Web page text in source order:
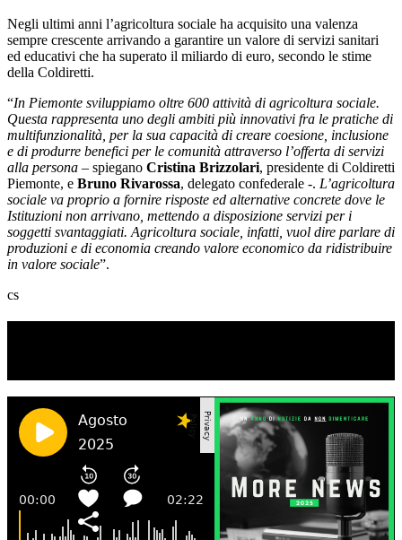
Negli ultimi anni l’agricoltura sociale ha acquisito una valenza
sempre crescente arrivando a garantire un valore di servizi sanitari
ed educativi che ha superato il miliardo di euro, secondo le stime
della Coldiretti.
“In Piemonte sviluppiamo oltre 600 attività di agricoltura sociale.
Questa rappresenta uno degli ambiti più innovativi fra le pratiche di
multifunzionalità, per la sua capacità di creare coesione, inclusione
e di produrre benefici per le comunità attraverso l’offerta di servizi
alla persona – spiegano Cristina Brizzolari, presidente di Coldiretti
Piemonte, e Bruno Rivarossa, delegato confederale -. L’agricoltura
sociale va proprio a fornire risposte ed alternative concrete dove le
Istituzioni non arrivano, mettendo a disposizione servizi per i
soggetti svantaggiati. Agricoltura sociale, infatti, vuol dire parlare di
produzioni e di economia creando valore economico da ridistribuire
in valore sociale”.
cs